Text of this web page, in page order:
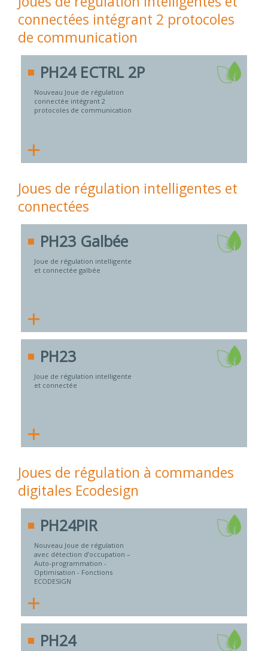
connectées intégrant 2 protocoles
de communication
PH24 ECTRL 2P
Nouveau Joue de régulation
connectée intégrant 2
protocoles de communication
+
Joues de régulation intelligentes et
connectées
PH23 Galbée
Joue de régulation intelligente
et connectée galbée
+
PH23
Joue de régulation intelligente
et connectée
+
Joues de régulation à commandes
digitales Ecodesign
PH24PIR
Nouveau Joue de régulation
avec détection d’occupation –
Auto-programmation -
Optimisation - Fonctions
ECODESIGN
+
PH24